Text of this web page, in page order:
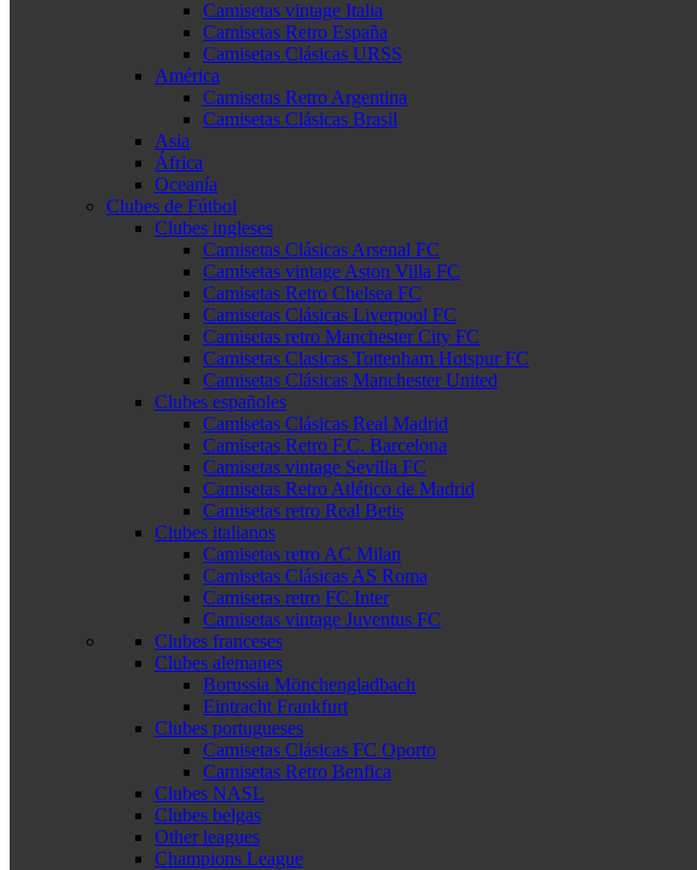
Camisetas vintage Italia
Camisetas Retro España
Camisetas Clásicas URSS
América
Camisetas Retro Argentina
Camisetas Clásicas Brasil
Asia
África
Oceanía
Clubes de Fútbol
Clubes ingleses
Camisetas Clásicas Arsenal FC
Camisetas vintage Aston Villa FC
Camisetas Retro Chelsea FC
Camisetas Clásicas Liverpool FC
Camisetas retro Manchester City FC
Camisetas Clasicas Tottenham Hotspur FC
Camisetas Clásicas Manchester United
Clubes españoles
Camisetas Clásicas Real Madrid
Camisetas Retro F.C. Barcelona
Camisetas vintage Sevilla FC
Camisetas Retro Atlético de Madrid
Camisetas retro Real Betis
Clubes italianos
Camisetas retro AC Milan
Camisetas Clásicas AS Roma
Camisetas retro FC Inter
Camisetas vintage Juventus FC
Clubes franceses
Clubes alemanes
Borussia Mönchengladbach
Eintracht Frankfurt
Clubes portugueses
Camisetas Clásicas FC Oporto
Camisetas Retro Benfica
Clubes NASL
Clubes belgas
Other leagues
Champions League